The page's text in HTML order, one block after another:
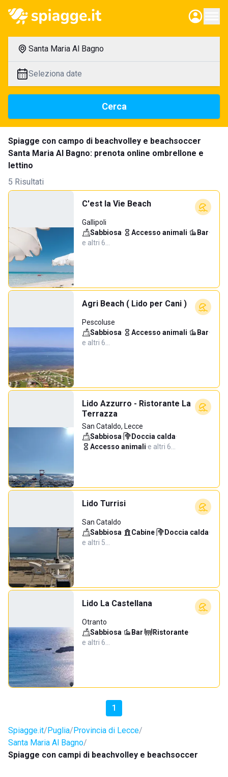
Santa Maria Al Bagno
Seleziona date
Cerca
Spiagge con campo di beachvolley e beachsoccer
Santa Maria Al Bagno: prenota online ombrellone e
lettino
5 Risultati
C'est la Vie Beach
Gallipoli
Sabbiosa· Accesso animali· Bar·
e altri 6…
Agri Beach ( Lido per Cani )
Pescoluse
Sabbiosa· Accesso animali· Bar·
e altri 6…
Lido Azzurro - Ristorante La
Terrazza
San Cataldo, Lecce
Sabbiosa· Doccia calda·
Accesso animali·e altri 6…
Lido Turrisi
San Cataldo
Sabbiosa· Cabine· Doccia calda·
e altri 5…
Lido La Castellana
Otranto
Sabbiosa· Bar· Ristorante·
e altri 6…
1
Spiagge.it Puglia Provincia di Lecce
Santa Maria Al Bagno
Spiagge con campi di beachvolley e beachsoccer